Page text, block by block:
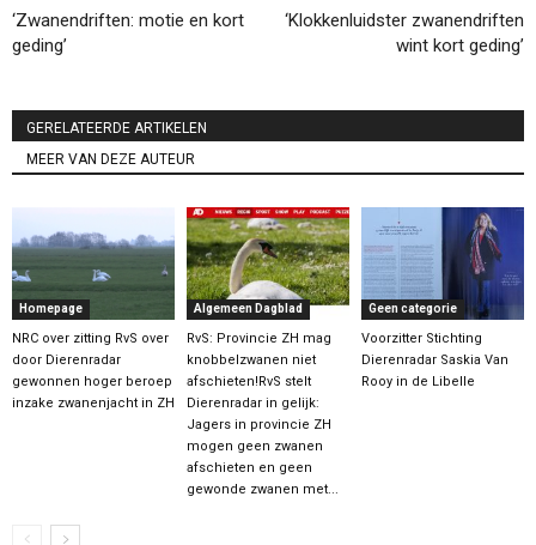
‘Zwanendriften: motie en kort
geding’
‘Klokkenluidster zwanendriften
wint kort geding’
GERELATEERDE ARTIKELEN
MEER VAN DEZE AUTEUR
Homepage
NRC over zitting RvS over
door Dierenradar
gewonnen hoger beroep
inzake zwanenjacht in ZH
Algemeen Dagblad
RvS: Provincie ZH mag
knobbelzwanen niet
afschieten!RvS stelt
Dierenradar in gelijk:
Jagers in provincie ZH
mogen geen zwanen
afschieten en geen
gewonde zwanen met...
Geen categorie
Voorzitter Stichting
Dierenradar Saskia Van
Rooy in de Libelle